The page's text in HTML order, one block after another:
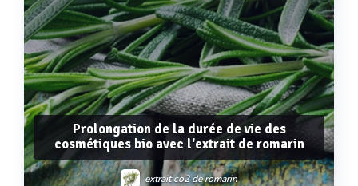
Prolongation de la durée de vie des
cosmétiques bio avec l'extrait de romarin
extrait co2 de romarin